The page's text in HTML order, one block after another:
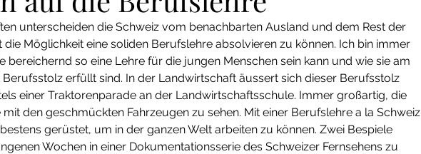
unterscheiden die Schweiz vom benachbarten Ausland und dem Rest der
die Möglichkeit eine soliden Berufslehre absolvieren zu können. Ich bin immer
bereichernd so eine Lehre für die jungen Menschen sein kann und wie sie am
erfüllt sind. In der Landwirtschaft äussert sich dieser Berufsstolz
einer Traktorenparade an der Landwirtschaftsschule. Immer großartig, die
den geschmückten Fahrzeugen zu sehen. Mit einer Berufslehre a la Schweiz
gerüstet, um in der ganzen Welt arbeiten zu können. Zwei Bespiele
Wochen in einer Dokumentationsserie des Schweizer Fernsehens zu